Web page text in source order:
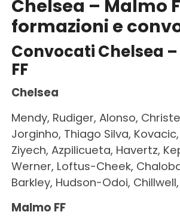
Chelsea – Malmo
formazioni e
Convocati Chelsea
FF
Chelsea
Mendy, Rudiger, Alonso,
Jorginho, Thiago Silva, Kovacic,
Ziyech, Azpilicueta, Havertz,
Werner, Loftus-Cheek,
Barkley, Hudson-Odoi,
Malmo FF